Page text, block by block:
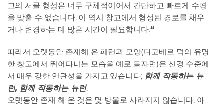
그의 서클 형성은 너무 구체적이어서 간단하고 빠르게 수평
을 맞출 수 없습니다. 이 역시 창고에서 형성된 경로를 채우
거나 변경하는 데 많은 시간이 필요합니다.“
따라서 오랫동안 존재해 온 패턴과 모양(다고베르 덕의 유명
한 창고에서 뛰어다니는 모습을 예로 들자면)은 신경 수준에
서 매우 강한 연관성을 가지고 있습니다; 함께 작동하는 뉴
런, 함께 작동하는 뉴런.
오랫동안 존재 해 온 것은 몇 방울로 사라지지 않습니다. 아